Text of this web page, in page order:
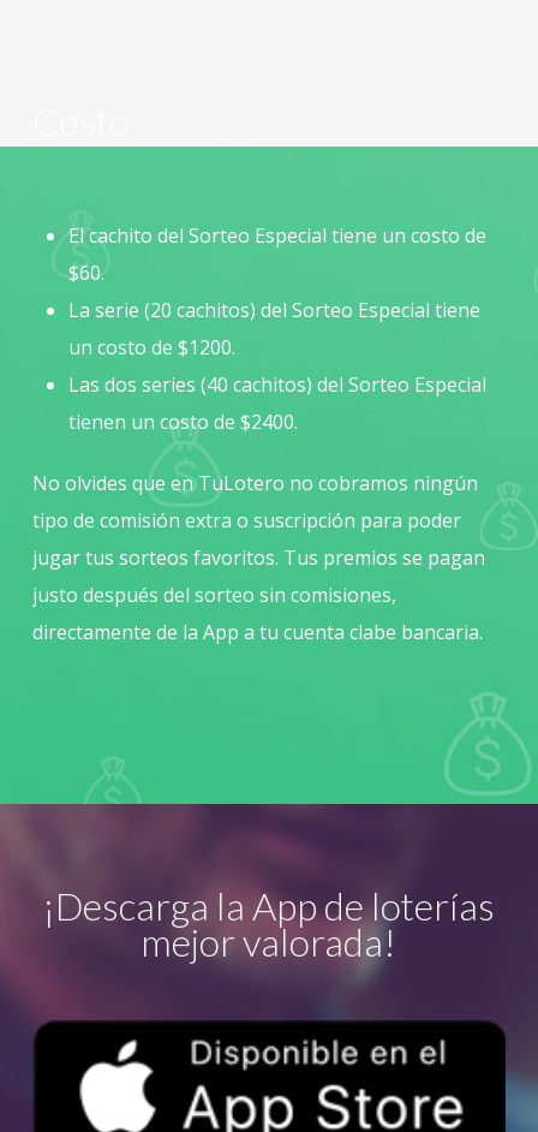
El cachito del Sorteo Especial tiene un costo de
$60.
La serie (20 cachitos) del Sorteo Especial tiene
un costo de $1200.
Las dos series (40 cachitos) del Sorteo Especial
tienen un costo de $2400.
No olvides que en TuLotero no cobramos ningún
tipo de comisión extra o suscripción para poder
jugar tus sorteos favoritos. Tus premios se pagan
justo después del sorteo sin comisiones,
directamente de la App a tu cuenta clabe bancaria.
¡Descarga la App de loterías
mejor valorada!